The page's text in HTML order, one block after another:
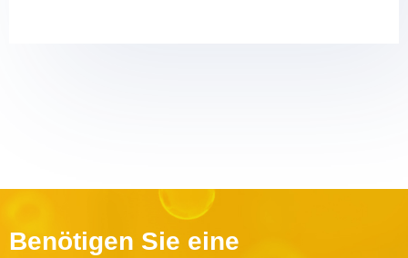
Benötigen Sie eine